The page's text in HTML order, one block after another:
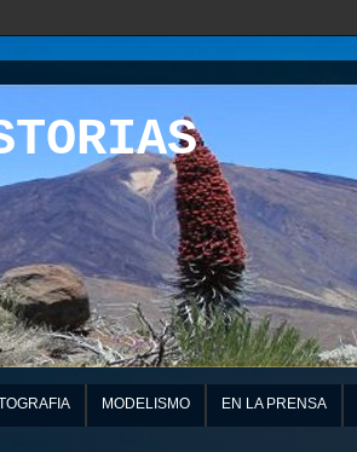
MODELISMO EN LA PRENSA